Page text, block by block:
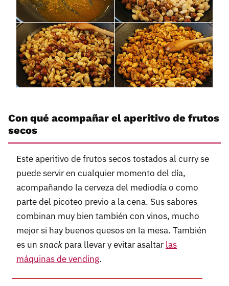
Con qué acompañar el aperitivo de frutos
secos
Este aperitivo de frutos secos tostados al curry se
puede servir en cualquier momento del día,
acompañando la cerveza del mediodía o como
parte del picoteo previo a la cena. Sus sabores
combinan muy bien también con vinos, mucho
mejor si hay buenos quesos en la mesa. También
es un snack para llevar y evitar asaltar las
máquinas de vending.